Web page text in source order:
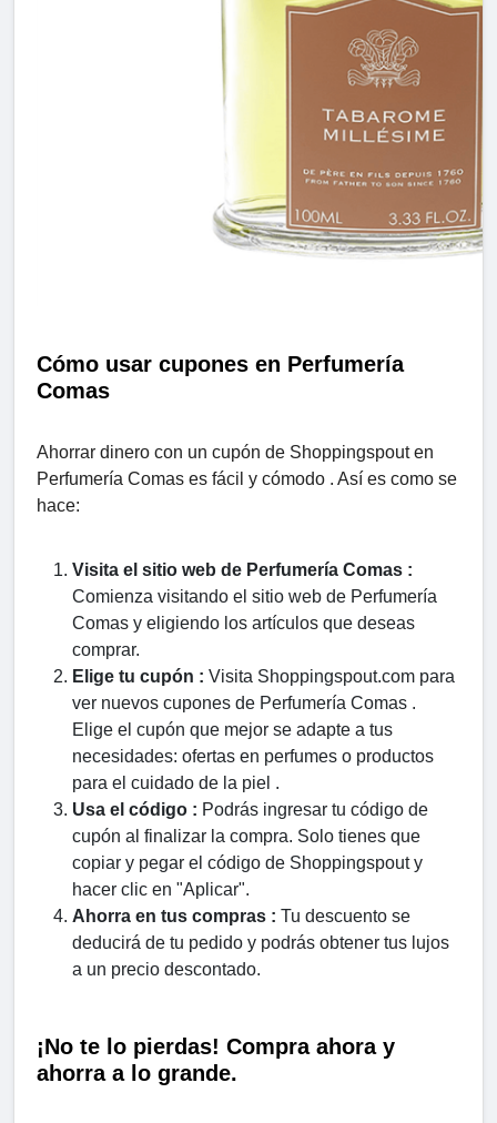
Cómo usar cupones en Perfumería
Comas
Ahorrar dinero con un cupón de Shoppingspout en
Perfumería Comas es fácil y cómodo . Así es como se
hace:
Visita el sitio web de Perfumería Comas :
Comienza visitando el sitio web de Perfumería
Comas y eligiendo los artículos que deseas
comprar.
Elige tu cupón : Visita Shoppingspout.com para
ver nuevos cupones de Perfumería Comas .
Elige el cupón que mejor se adapte a tus
necesidades: ofertas en perfumes o productos
para el cuidado de la piel .
Usa el código : Podrás ingresar tu código de
cupón al finalizar la compra. Solo tienes que
copiar y pegar el código de Shoppingspout y
hacer clic en "Aplicar".
Ahorra en tus compras : Tu descuento se
deducirá de tu pedido y podrás obtener tus lujos
a un precio descontado.
¡No te lo pierdas! Compra ahora y
ahorra a lo grande.